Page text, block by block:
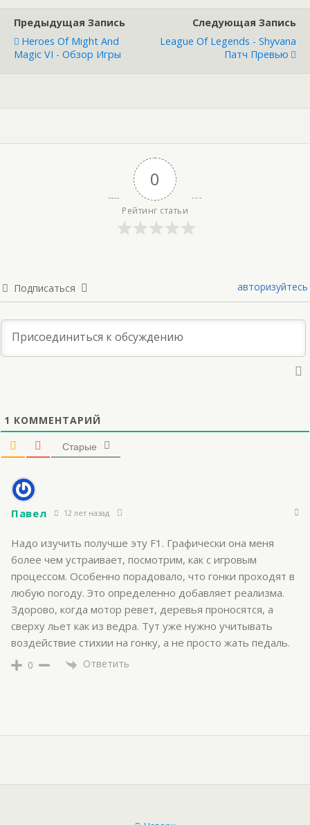
Предыдущая Запись
Heroes Of Might And
Magic VI - Обзор Игры
Следующая Запись
League Of Legends - Shyvana
Патч Превью
0
Рейтинг статьи
Подписаться авторизуйтесь
1 КОММЕНТАРИЙ
Старые
Павел 12 лет назад
Надо изучить получше эту F1. Графически она меня
более чем устраивает, посмотрим, как с игровым
процессом. Особенно порадовало, что гонки проходят в
любую погоду. Это определенно добавляет реализма.
Здорово, когда мотор ревет, деревья проносятся, а
сверху льет как из ведра. Тут уже нужно учитывать
воздействие стихии на гонку, а не просто жать педаль.
0 Ответить